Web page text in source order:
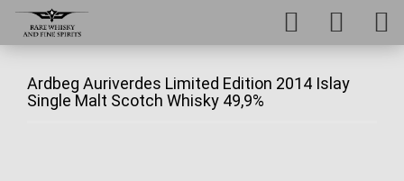
Ardbeg Auriverdes Limited Edition 2014 Islay
Single Malt Scotch Whisky 49,9%